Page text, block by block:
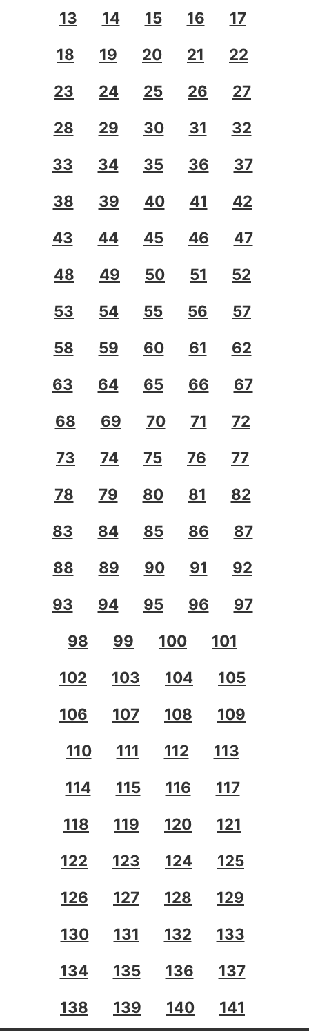
13
14 15 16
17
18
19 20 21
22
23
24 25 26
27
28
29 30 31
32
33
34 35 36
37
38
39 40 41
42
43
44 45 46
47
48
49 50 51
52
53
54 55 56
57
58
59 60 61
62
63
64 65 66
67
68
69 70 71
72
73
74 75 76
77
78
79 80 81
82
83
84 85 86
87
88
89 90 91
92
93
94 95 96
97
98
99 100
101
102
103 104
105
106
107 108
109
110
111 112
113
114
115 116
117
118
119 120
121
122
123 124
125
126
127 128
129
130
131 132
133
134
135 136
137
138
139 140 141